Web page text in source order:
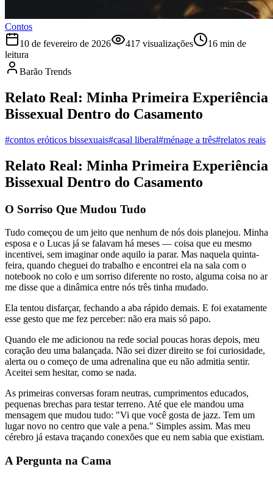
Contos
10 de fevereiro de 2026
417 visualizações
16 min de
leitura
Barão Trends
Relato Real: Minha Primeira Experiência
Bissexual Dentro do Casamento
#contos eróticos bissexuais#casal liberal#ménage a três#relatos reais
Relato Real: Minha Primeira Experiência
Bissexual Dentro do Casamento
O Sorriso Que Mudou Tudo
Tudo começou de um jeito que nenhum de nós dois planejou. Minha
esposa e o Lucas já se falavam há meses — coisa que eu mesmo
incentivei, sem imaginar onde aquilo ia parar. Mas naquela quinta-
feira, quando cheguei do trabalho e encontrei ela na sala com o
notebook no colo e um sorriso diferente no rosto, alguma coisa no ar
me disse que a dinâmica entre nós três tinha mudado.
Ela tentou disfarçar, fechando a aba rápido demais. E foi exatamente
esse gesto que me fez perceber: não era mais só papo.
Quando ele me adicionou na rede social poucas horas depois, meu
coração deu uma balançada. Não sei dizer direito se foi curiosidade,
alerta ou o começo de uma adrenalina que eu não admitia sentir.
Aceitei sem hesitar, como se nada.
As primeiras conversas foram neutras, cumprimentos educados,
pequenas brechas para testar terreno. Até que ele mandou uma
mensagem que mudou tudo: "Vi que você gosta de jazz. Tem um
lugar novo no centro que vale a pena." Simples assim. Mas meu
cérebro já estava traçando conexões que eu nem sabia que existiam.
A Pergunta na Cama